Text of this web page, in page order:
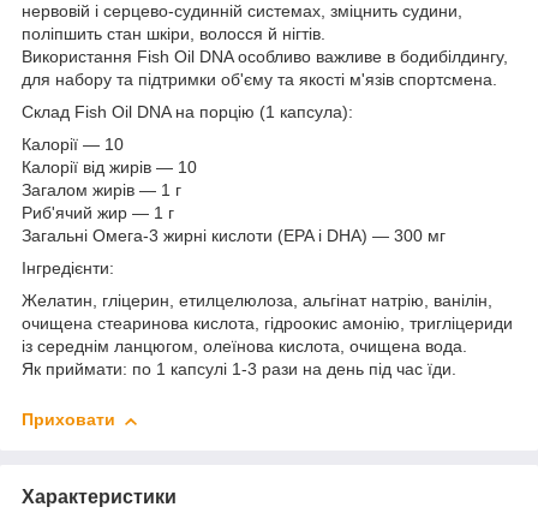
нервовій і серцево-судинній системах, зміцнить судини,
поліпшить стан шкіри, волосся й нігтів.
Використання Fish Oil DNA особливо важливе в бодибілдингу,
для набору та підтримки об'єму та якості м'язів спортсмена.
Склад Fish Oil DNA на порцію (1 капсула):
Калорії — 10
Калорії від жирів — 10
Загалом жирів — 1 г
Риб'ячий жир — 1 г
Загальні Омега-3 жирні кислоти (EPA і DHA) — 300 мг
Інгредієнти:
Желатин, гліцерин, етилцелюлоза, альгінат натрію, ванілін,
очищена стеаринова кислота, гідроокис амонію, тригліцериди
із середнім ланцюгом, олеїнова кислота, очищена вода.
Як приймати: по 1 капсулі 1-3 рази на день під час їди.
Приховати
Характеристики